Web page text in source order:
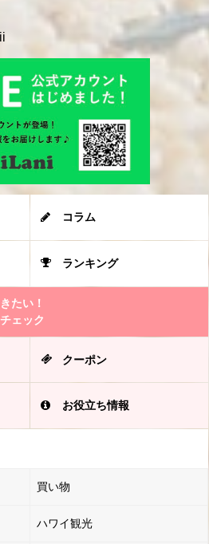
コラム
ランキング
たい！
ェック
クーポン
お役立ち情報
買い物
ハワイ観光